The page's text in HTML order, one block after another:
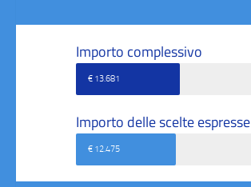
Importo complessivo
€ 13.681
Importo delle scelte espresse
€ 12.475